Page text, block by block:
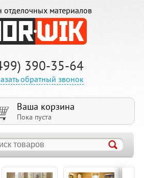
отделочных материалов
390-35-64
обратный звонок
Ваша корзина
Пока пуста